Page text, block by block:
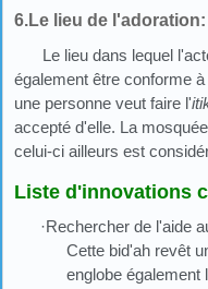
6.Le lieu de l'adoration:
Le lieu dans lequel
également être conforme
une personne veut faire l'
accepté d'elle. La
celui-ci ailleurs est
Liste d'innovations
·Rechercher de l'aide
Cette bid'ah revêt
englobe également